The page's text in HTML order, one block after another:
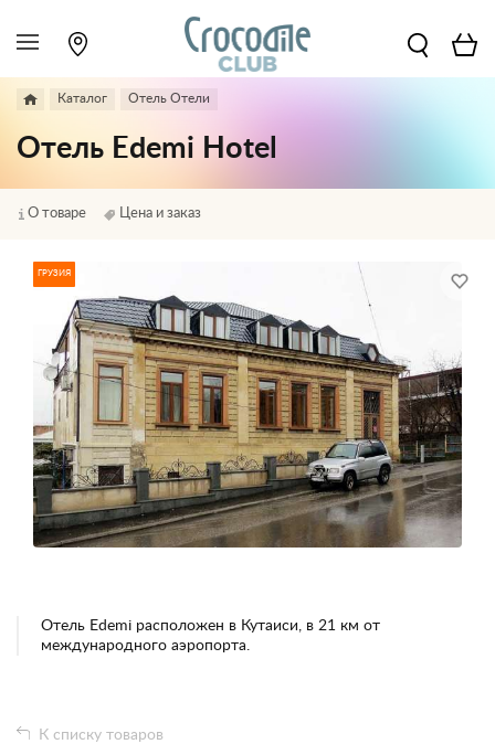
Каталог Отель Отели
Отель Edemi Hotel
О товаре Цена и заказ
ГРУЗИЯ
Отель Edemi расположен в Кутаиси, в 21 км от
международного аэропорта.
К списку товаров